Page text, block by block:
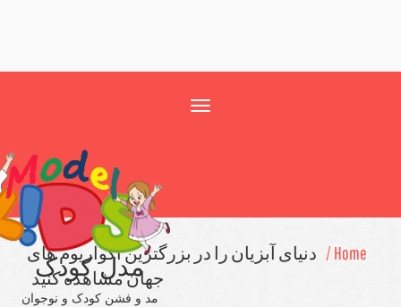
مدل کودک
مد و فشن کودک و نوجوان
دنیای آبزیان را در بزرگترین آكواریوم های
جهان مشاهده كنید